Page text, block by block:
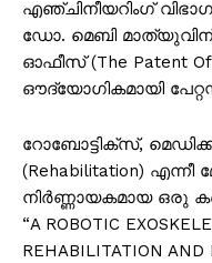
എഞ്ചിനീയറിംഗ്
ഡോ. മെബി മാത്യുവിന്
ഓഫീസ് (The Patent
ഔദ്യോഗികമായി
റോബോട്ടിക്സ്,
(Rehabilitation)
നിർണ്ണായകമായ ഒരു
“A ROBOTIC
REHABILITATION AND